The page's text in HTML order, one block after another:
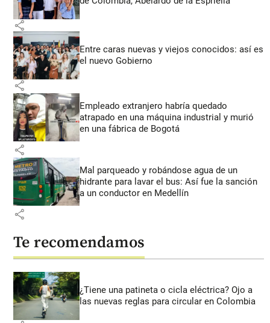
share
Entre caras nuevas y viejos conocidos: así es
el nuevo Gobierno
share
Empleado extranjero habría quedado
atrapado en una máquina industrial y murió
en una fábrica de Bogotá
share
Mal parqueado y robándose agua de un
hidrante para lavar el bus: Así fue la sanción
a un conductor en Medellín
share
Te recomendamos
¿Tiene una patineta o cicla eléctrica? Ojo a
las nuevas reglas para circular en Colombia